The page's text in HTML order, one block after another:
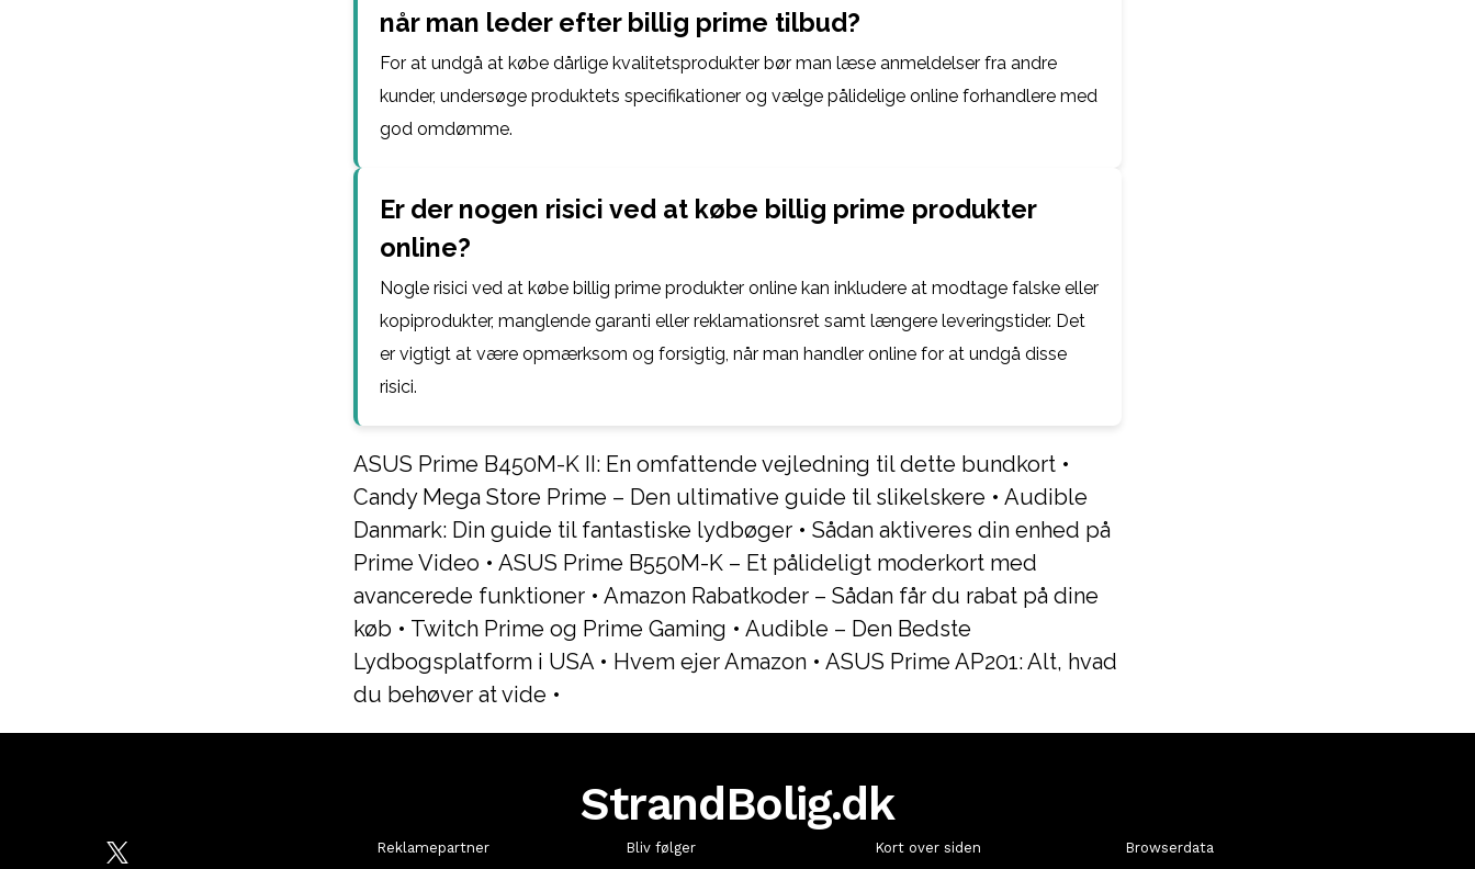
når man leder efter billig prime tilbud?
For at undgå at købe dårlige kvalitetsprodukter bør man læse anmeldelser fra andre
kunder, undersøge produktets specifikationer og vælge pålidelige online forhandlere med
god omdømme.
Er der nogen risici ved at købe billig prime produkter
online?
Nogle risici ved at købe billig prime produkter online kan inkludere at modtage falske eller
kopiprodukter, manglende garanti eller reklamationsret samt længere leveringstider. Det
er vigtigt at være opmærksom og forsigtig, når man handler online for at undgå disse
risici.
ASUS Prime B450M-K II: En omfattende vejledning til dette bundkort •
Candy Mega Store Prime – Den ultimative guide til slikelskere • Audible
Danmark: Din guide til fantastiske lydbøger • Sådan aktiveres din enhed på
Prime Video • ASUS Prime B550M-K – Et pålideligt moderkort med
avancerede funktioner • Amazon Rabatkoder – Sådan får du rabat på dine
køb • Twitch Prime og Prime Gaming • Audible – Den Bedste
Lydbogsplatform i USA • Hvem ejer Amazon • ASUS Prime AP201: Alt, hvad
du behøver at vide •
StrandBolig.dk
Reklamepartner Bliv følger Kort over siden Browserdata